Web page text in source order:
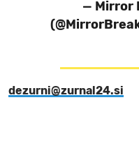
— Mirror
dezurni@zurnal24.si